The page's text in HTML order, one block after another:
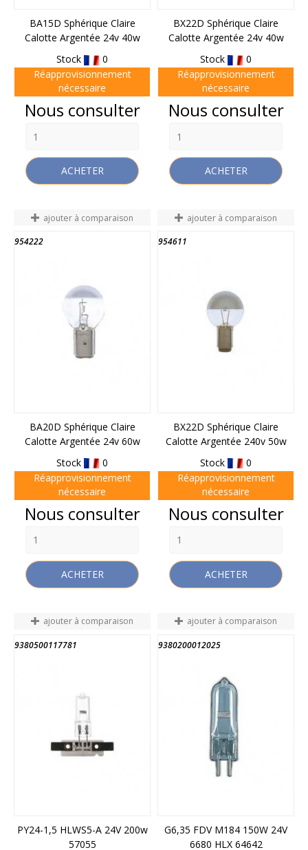
BA15D Sphérique Claire
Calotte Argentée 24v 40w
Stock
0
Réapprovisionnement
nécessaire
Prix
Nous consulter
ACHETER
BX22D Sphérique Claire
Calotte Argentée 24v 40w
Stock
0
Réapprovisionnement
nécessaire
Prix
Nous consulter
ACHETER
ajouter à comparaison
954222
BA20D Sphérique Claire
Calotte Argentée 24v 60w
Stock
0
Réapprovisionnement
nécessaire
Prix
Nous consulter
ACHETER
ajouter à comparaison
954611
BX22D Sphérique Claire
Calotte Argentée 240v 50w
Stock
0
Réapprovisionnement
nécessaire
Prix
Nous consulter
ACHETER
ajouter à comparaison
9380500117781
PY24-1,5 HLWS5-A 24V 200w
57055
ajouter à comparaison
9380200012025
G6,35 FDV M184 150W 24V
6680 HLX 64642